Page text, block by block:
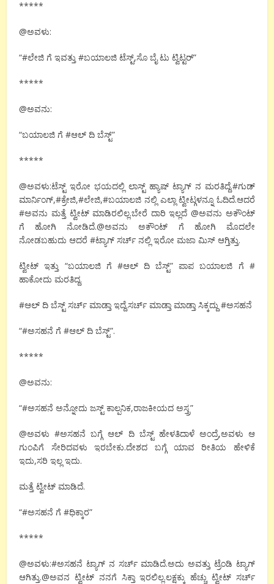
*****
@ಅವಳು:
“#ಲೇಜಿ ಗೆ ಇವತ್ತು #ಬಯಾಲಜಿ ಟೆಸ್ಟ್,ಸೊ ಬೈ ಟು ಟ್ವಿಟ್ಟರ್”
*****
@ಅವನು:
“ಬಯಾಲಜಿ ಗೆ #ಆಲ್ ದಿ ಬೆಸ್ಟ್”
*****
@ಅವಳು:ಟೆಸ್ಟ್ ಇರೋ ಭಯದಲ್ಲಿ ಲಾಸ್ಟ್ ಹ್ಯಾಷ್ ಟ್ಯಾಗ್ ನ ಮರತಿದ್ದೆ.#ಗುಡ್
ಮಾರ್ನಿಂಗ್,#ಕ್ರೇಜಿ,#ಲೇಜಿ,#ಬಯಾಲಜಿ ನಲ್ಲಿ ಎಲ್ಲಾ ಟ್ವೀಟ್ಗಳನ್ನೂ ಓದಿದೆ.ಆದರೆ
#ಅವನು ಮತ್ತೆ ಟ್ವೀಟ್ ಮಾಡಿರಲಿಲ್ಲ.ಬೇರೆ ದಾರಿ ಇಲ್ಲದೆ @ಅವನು ಅಕೌಂಟ್
ಗೆ ಹೋಗಿ ನೋಡಿದೆ.@ಅವನು ಅಕೌಂಟ್ ಗೆ ಹೋಗಿ ಮೊದಲೇ
ನೋಡಬಹುದು ಆದರೆ #ಟ್ಯಾಗ್ ಸರ್ಚ್ ನಲ್ಲಿ ಇರೋ ಮಜಾ ಮಿಸ್ ಆಗ್ತಿತ್ತು.
ಟ್ವೀಟ್ ಇತ್ತು “ಬಯಾಲಜಿ ಗೆ #ಆಲ್ ದಿ ಬೆಸ್ಟ್” ಪಾಪ ಬಯಾಲಜಿ ಗೆ #
ಹಾಕೋದು ಮರತಿದ್ದ.
#ಆಲ್ ದಿ ಬೆಸ್ಟ್ ಸರ್ಚ್ ಮಾಡ್ತಾ ಇದ್ದೆ.ಸರ್ಚ್ ಮಾಡ್ತಾ ಮಾಡ್ತಾ ಸಿಕ್ಕದ್ದು #ಅಸಹನೆ
“#ಅಸಹನೆ ಗೆ #ಆಲ್ ದಿ ಬೆಸ್ಟ್”.
*****
@ಅವನು:
“#ಅಸಹನೆ ಅನ್ನೋದು ಜಸ್ಟ್ ಕಾಲ್ಪನಿಕ,ರಾಜಕೀಯದ ಅಸ್ತ್ರ”
@ಅವಳು #ಅಸಹನೆ ಬಗ್ಗೆ ಆಲ್ ದಿ ಬೆಸ್ಟ್ ಹೇಳತಿದಾಳೆ ಅಂದ್ರೆ,ಅವಳು ಆ
ಗುಂಪಿಗೆ ಸೇರಿದವಳು ಇರಬೇಕು.ದೇಶದ ಬಗ್ಗೆ ಯಾವ ರೀತಿಯ ಹೇಳಿಕೆ
ಇದು,ಸರಿ ಇಲ್ಲ ಇದು.
ಮತ್ತೆ ಟ್ವೀಟ್ ಮಾಡಿದೆ.
“#ಅಸಹನೆ ಗೆ #ಧಿಕ್ಕಾರ”
*****
@ಅವಳು:#ಅಸಹನೆ ಟ್ಯಾಗ್ ನ ಸರ್ಚ್ ಮಾಡಿದೆ.ಅದು ಅವತ್ತು ಟ್ರೆಂಡಿ ಟ್ಯಾಗ್
ಆಗಿತ್ತು.@ಅವನ ಟ್ವೀಟ್ ನನಗೆ ಸಿಕ್ತಾ ಇರಲಿಲ್ಲ.ಲಕ್ಷಕ್ಕು ಹೆಚ್ಚು ಟ್ವೀಟ್ ಸರ್ಚ್